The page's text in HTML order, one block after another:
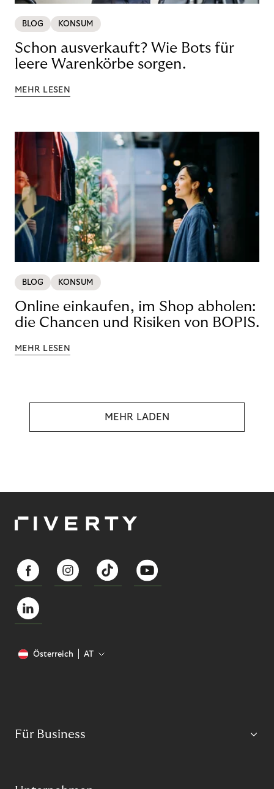
BLOG KONSUM
Schon ausverkauft? Wie Bots für
leere Warenkörbe sorgen.
MEHR LESEN
BLOG KONSUM
Online einkaufen, im Shop abholen:
die Chancen und Risiken von BOPIS.
MEHR LESEN
MEHR LADEN
Österreich AT
Für Business